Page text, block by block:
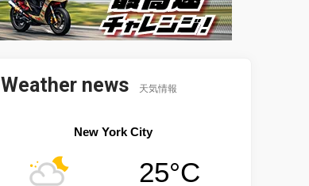
Weather news 天気情報
New York City
25°C